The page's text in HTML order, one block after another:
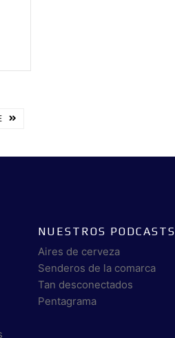
NUESTROS PODCASTS
Aires de cerveza
Senderos de la comarca
Tan desconectados
Pentagrama